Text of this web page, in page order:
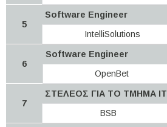
5
Software Engineer
IntelliSolutions
6
Software Engineer
OpenBet
7
ΣΤΕΛΕΟΣ ΓΙΑ ΤΟ ΤΜΗΜΑ IT
BSB